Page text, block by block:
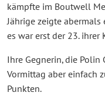
kämpfte im Boutwell
Jährige zeigte
es war erst der 23. ihrer
Ihre Gegnerin, die Polin
Vormittag aber einfach
Punkten.